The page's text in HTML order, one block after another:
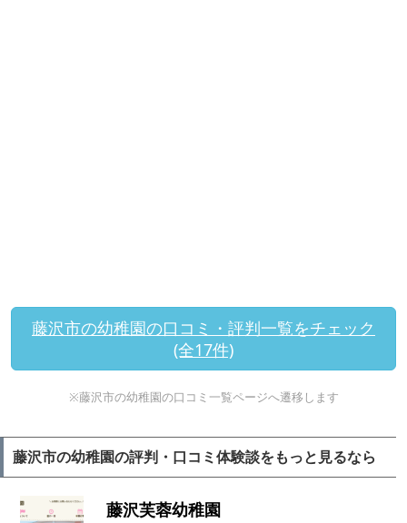
藤沢市の幼稚園の口コミ・評判一覧をチェック
(全17件)
※藤沢市の幼稚園の口コミ一覧ページへ遷移します
藤沢市の幼稚園の評判・口コミ体験談をもっと見るなら
藤沢芙蓉幼稚園